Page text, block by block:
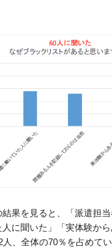
結果を見ると、「派遣担
に聞いた」「実体験か
、全体の70％を占めてい